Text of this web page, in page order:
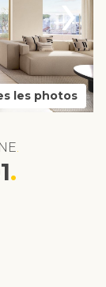
les photos